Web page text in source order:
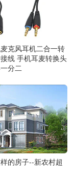
克风耳机二合一转
线 手机耳麦转换头
分二
的房子--新农村超